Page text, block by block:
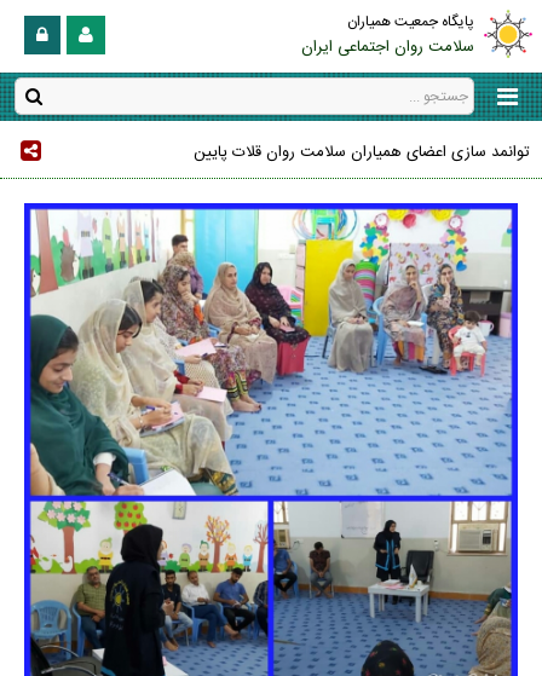
پایگاه جمعیت همیاران
سلامت روان اجتماعی ایران
توانمد سازی اعضای همیاران سلامت روان قلات پایین